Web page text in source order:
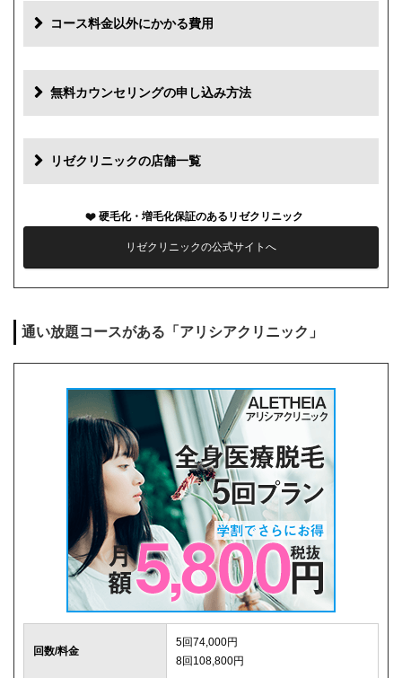
コース料金以外にかかる費用
初診料 0円
再診料 0円
薬代 0円
シェービング代 0円
キャンセル料 前日まで無料
無料カウンセリングの申し込み方法
リゼクリニックの店舗一覧
硬毛化・増毛化保証のあるリゼクリニック
リゼクリニックの公式サイトへ
通い放題コースがある「アリシアクリニック」
回数/料金
5回74,000円
8回108,800円